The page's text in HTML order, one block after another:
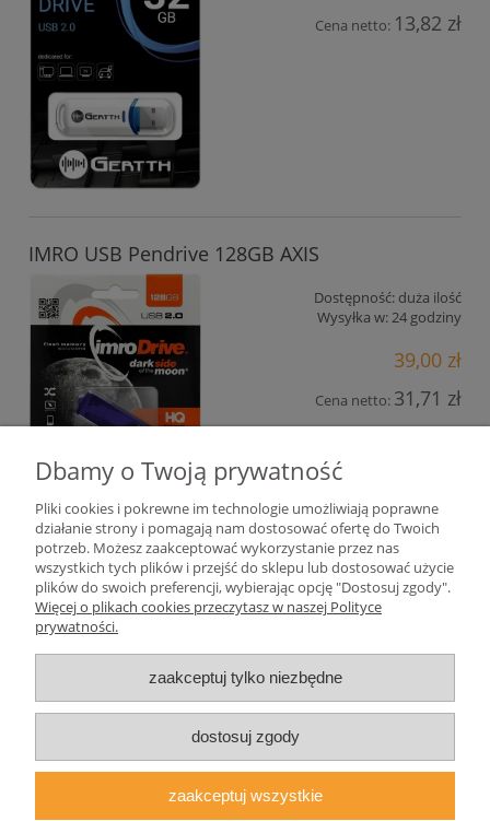
Cena netto: 13,82 zł
IMRO USB Pendrive 128GB AXIS
Dostępność: duża ilość
Wysyłka w:24 godziny
39,00 zł
Cena netto: 31,71 zł
« 1 2 3 4 5 ... 7 »
Pomoc
Moje konto
Płatności i dostawa
Informacje
Dbamy o Twoją prywatność
Pliki cookies i pokrewne im technologie umożliwiają poprawne
działanie strony i pomagają nam dostosować ofertę do Twoich
potrzeb. Możesz zaakceptować wykorzystanie przez nas
wszystkich tych plików i przejść do sklepu lub dostosować użycie
plików do swoich preferencji, wybierając opcję "Dostosuj zgody".
Więcej o plikach cookies przeczytasz w naszej Polityce
prywatności.
zaakceptuj tylko niezbędne
dostosuj zgody
zaakceptuj wszystkie